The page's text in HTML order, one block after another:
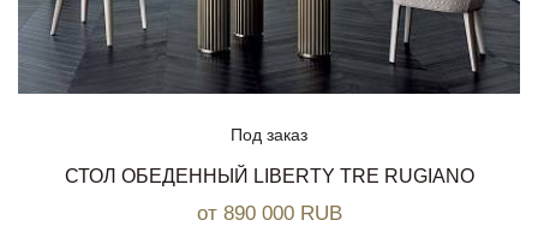
Под заказ
СТОЛ ОБЕДЕННЫЙ LIBERTY TRE RUGIANO
от 890 000 RUB